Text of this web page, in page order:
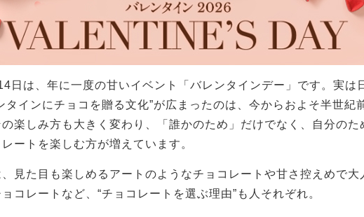
日は、年に一度の甘いイベント「バレンタインデー」です。実は
タインにチョコを贈る文化”が広まったのは、今からおよそ半世紀
楽しみ方も大きく変わり、「誰かのため」だけでなく、自分のた
ートを楽しむ方が増えています。
見た目も楽しめるアートのようなチョコレートや甘さ控えめで大
コレートなど、“チョコレートを選ぶ理由”も人それぞれ。